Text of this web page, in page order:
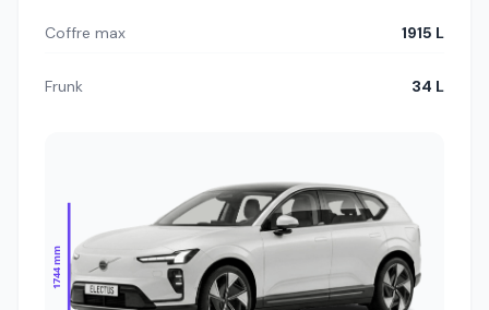
Coffre max 1915 L
Frunk 34 L
1744 mm